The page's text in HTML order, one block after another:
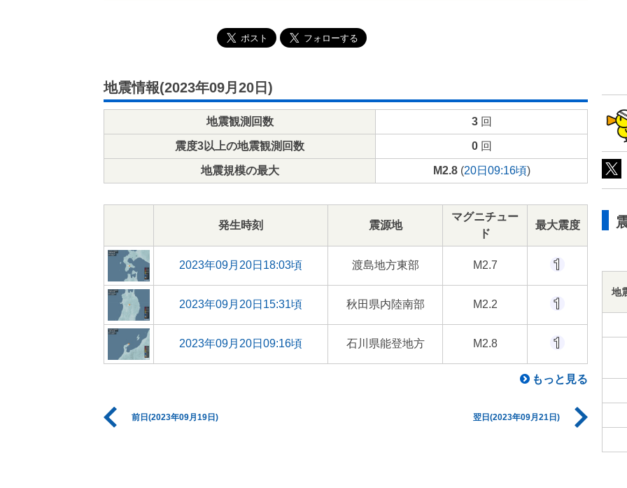
地震情報(2023年09月20日)
地震観測回数 3回
震度3以上の地震観測回数 0回
地震規模の最大 M2.8(20日09:16頃)
発生時刻 震源地
マグニチュー
ド
最大震度
2023年09月20日18:03頃 渡島地方東部 M2.7
2023年09月20日15:31頃 秋田県内陸南部 M2.2
2023年09月20日09:16頃 石川県能登地方 M2.8
もっと見る
前日(2023年09月19日) 翌日(2023年09月21日)
地